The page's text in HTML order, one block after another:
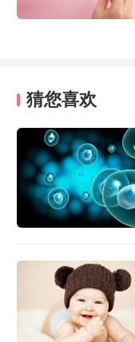
猜您喜欢